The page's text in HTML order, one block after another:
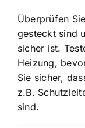
Überprüfen
gesteckt sind
sicher ist.
Heizung,
Sie sicher,
z.B.
sind.